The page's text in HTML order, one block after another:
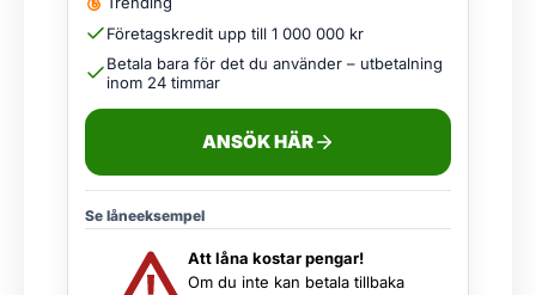
Företagskredit upp till 1 000 000 kr
Betala bara för det du använder – utbetalning
inom 24 timmar
ANSÖK HÄR
Se låneeksempel
Att låna kostar pengar!
Om du inte kan betala tillbaka